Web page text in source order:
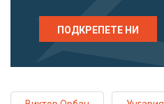
ПОДКРЕПЕТЕ НИ